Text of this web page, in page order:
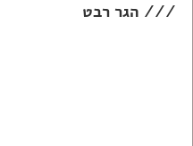
/// הגר רבט